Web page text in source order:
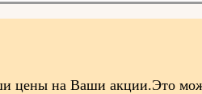
цены на Ваши акции.Это